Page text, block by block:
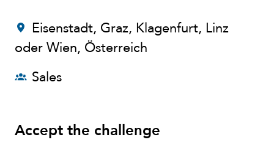
Eisenstadt, Graz, Klagenfurt, Linz
oder Wien, Österreich
Sales
Accept the challenge